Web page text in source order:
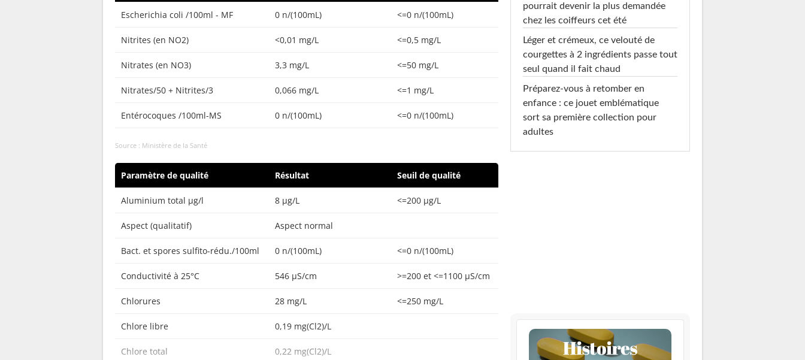
Escherichia coli /100ml - MF 0 n/(100mL) <=0 n/(100mL)
Nitrites (en NO2) <0,01 mg/L <=0,5 mg/L
Nitrates (en NO3) 3,3 mg/L <=50 mg/L
Nitrates/50 + Nitrites/3 0,066 mg/L <=1 mg/L
Entérocoques /100ml-MS 0 n/(100mL) <=0 n/(100mL)
Source : Ministère de la Santé
Paramètre de qualité Résultat Seuil de qualité
Aluminium total µg/l 8 µg/L <=200 µg/L
Aspect (qualitatif) Aspect normal
Bact. et spores sulfito-rédu./100ml 0 n/(100mL) <=0 n/(100mL)
Conductivité à 25°C 546 µS/cm >=200 et <=1100 µS/cm
Chlorures 28 mg/L <=250 mg/L
Chlore libre 0,19 mg(Cl2)/L
Chlore total 0,22 mg(Cl2)/L
pourrait devenir la plus demandée
chez les coiffeurs cet été
Léger et crémeux, ce velouté de
courgettes à 2 ingrédients passe tout
seul quand il fait chaud
Préparez-vous à retomber en
enfance : ce jouet emblématique
sort sa première collection pour
adultes